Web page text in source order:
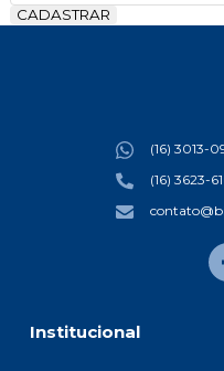
CADASTRAR
Institucional
(16) 3013-
(16) 3623-